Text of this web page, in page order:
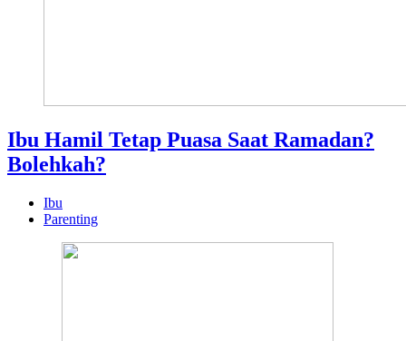
Ibu Hamil Tetap Puasa Saat Ramadan?
Bolehkah?
Ibu
Parenting